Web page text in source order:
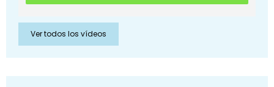
Ver todos los vídeos